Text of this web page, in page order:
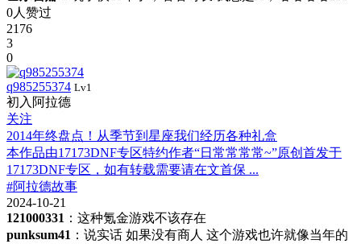
0人赞过
2176
3
0
q985255374 Lv1
初入阿拉德
关注
2014年终盘点！从季节到星座我们经历各种礼盒
本作品由17173DNF专区特约作者“日常常常常~”原创首发于
17173DNF专区，如有转载需要请在文首保 ...
#阿拉德故事
2024-10-21
121000331 ：这种氪金游戏不该存在
punksum41 ：说实话 如果没有商人 这个游戏也许就像当年的